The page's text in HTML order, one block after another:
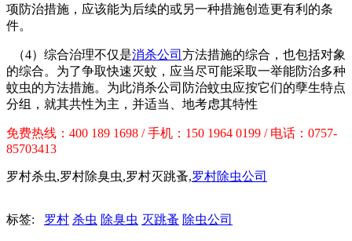
项防治措施，应该能为后续的或另一种措施创造更有利的条
件。
（4）综合治理不仅是消杀公司 方法措施的综合，也包括对象
的综合。为了争取快速灭蚊，应当尽可能采取一举能防治多种
蚊虫的方法措施。为此消杀公司防治蚊虫应按它们的孽生特点
分组，就其共性为主，并适当、地考虑其特性
免费热线：400 189 1698 / 手机：150 1964 0199 / 电话：0757-
85703413
罗村杀虫,罗村除臭虫,罗村灭跳蚤,罗村除虫公司
标签: 罗村 杀虫 除臭虫 灭跳蚤 除虫公司